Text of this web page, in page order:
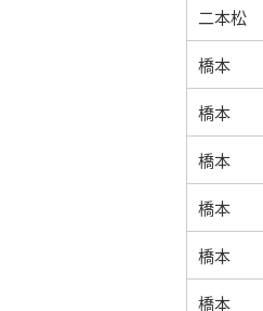
二本松
橋本
橋本
橋本
橋本
橋本
橋本